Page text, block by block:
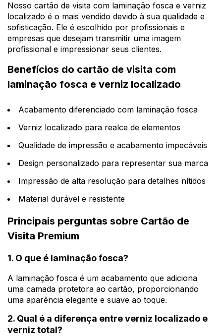
Nosso cartão de visita com laminação fosca e verniz
localizado é o mais vendido devido à sua qualidade e
sofisticação. Ele é escolhido por profissionais e
empresas que desejam transmitir uma imagem
profissional e impressionar seus clientes.
Benefícios do cartão de visita com
laminação fosca e verniz localizado
Acabamento diferenciado com laminação fosca
Verniz localizado para realce de elementos
Qualidade de impressão e acabamento impecáveis
Design personalizado para representar sua marca
Impressão de alta resolução para detalhes nítidos
Material durável e resistente
Principais perguntas sobre Cartão de
Visita Premium
1. O que é laminação fosca?
A laminação fosca é um acabamento que adiciona
uma camada protetora ao cartão, proporcionando
uma aparência elegante e suave ao toque.
2. Qual é a diferença entre verniz localizado e
verniz total?